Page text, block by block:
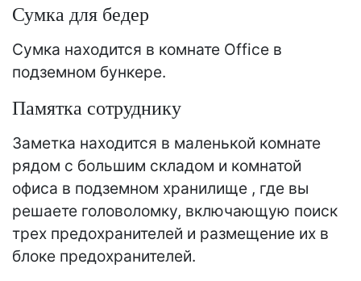
Сумка для бедер
Сумка находится в комнате Office в
подземном бункере.
Памятка сотруднику
Заметка находится в маленькой комнате
рядом с большим складом и комнатой
офиса в подземном хранилище , где вы
решаете головоломку, включающую поиск
трех предохранителей и размещение их в
блоке предохранителей.